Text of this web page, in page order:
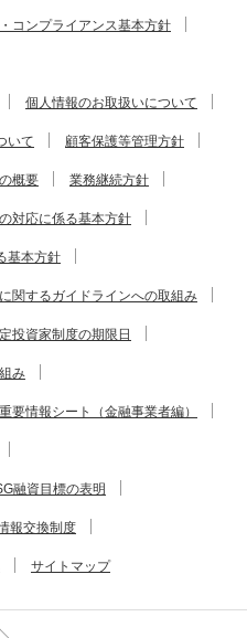
コンプライアンス基本方針
個人情報のお取扱いについて
いて 顧客保護等管理方針
概要 業務継続方針
対応に係る基本方針
基本方針
関するガイドラインへの取組み
投資家制度の期限日
み
重要情報シート（金融事業者編）
融資目標の表明
報交換制度
サイトマップ